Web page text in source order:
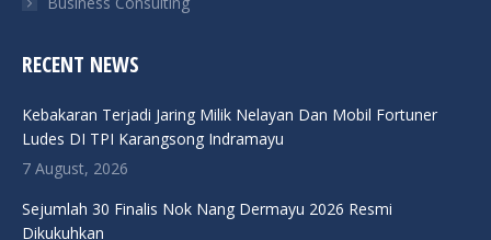
RECENT NEWS
Kebakaran Terjadi Jaring Milik Nelayan Dan Mobil Fortuner
Ludes DI TPI Karangsong Indramayu
7 August, 2026
Sejumlah 30 Finalis Nok Nang Dermayu 2026 Resmi
Dikukuhkan